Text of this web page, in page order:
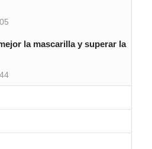
la mascarilla y superar la